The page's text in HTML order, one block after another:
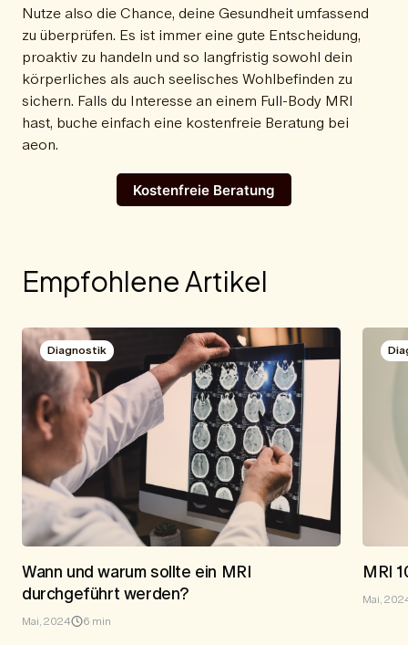
Nutze also die Chance, deine Gesundheit umfassend
zu überprüfen. Es ist immer eine gute Entscheidung,
proaktiv zu handeln und so langfristig sowohl dein
körperliches als auch seelisches Wohlbefinden zu
sichern. Falls du Interesse an einem Full-Body MRI
hast, buche einfach eine kostenfreie Beratung bei
aeon.
Kostenfreie Beratung
Empfohlene Artikel
Diagnostik
Wann und warum sollte ein MRI
durchgeführt werden?
Mai, 2024 6 min
MRI
Mai,